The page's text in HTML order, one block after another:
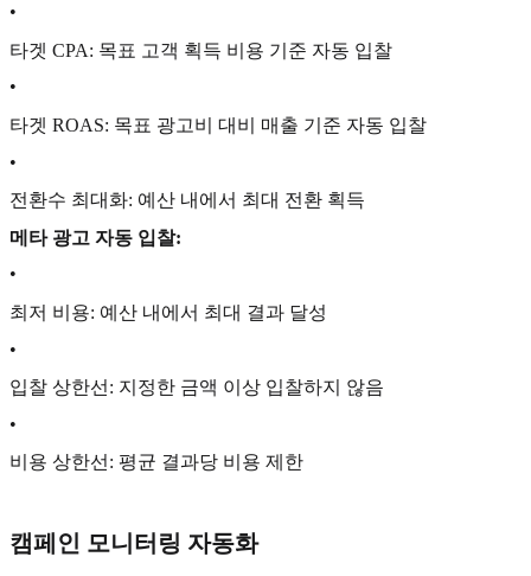
•
타겟 CPA: 목표 고객 획득 비용 기준 자동 입찰
•
타겟 ROAS: 목표 광고비 대비 매출 기준 자동 입찰
•
전환수 최대화: 예산 내에서 최대 전환 획득
메타 광고 자동 입찰:
•
최저 비용: 예산 내에서 최대 결과 달성
•
입찰 상한선: 지정한 금액 이상 입찰하지 않음
•
비용 상한선: 평균 결과당 비용 제한
캠페인 모니터링 자동화